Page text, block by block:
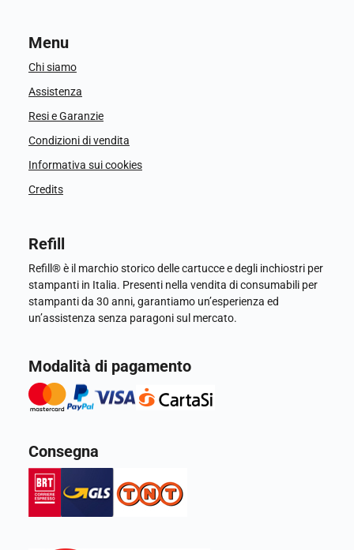
Menu
Chi siamo
Assistenza
Resi e Garanzie
Condizioni di vendita
Informativa sui cookies
Credits
Refill
Refill® è il marchio storico delle cartucce e degli inchiostri per
stampanti in Italia. Presenti nella vendita di consumabili per
stampanti da 30 anni, garantiamo un’esperienza ed
un’assistenza senza paragoni sul mercato.
Modalità di pagamento
Consegna